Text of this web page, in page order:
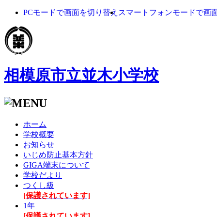
PCモードで画面を切り替え スマートフォンモードで画
相模原市立並木小学校
ホーム
学校概要
お知らせ
いじめ防止基本方針
GIGA端末について
学校だより
つくし級
[保護されています]
1年